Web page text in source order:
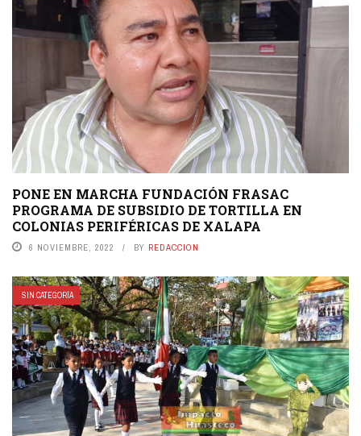
PONE EN MARCHA FUNDACIÓN FRASAC
PROGRAMA DE SUBSIDIO DE TORTILLA EN
COLONIAS PERIFÉRICAS DE XALAPA
6 NOVIEMBRE, 2022 BY REDACCION
SIN CATEGORÍA